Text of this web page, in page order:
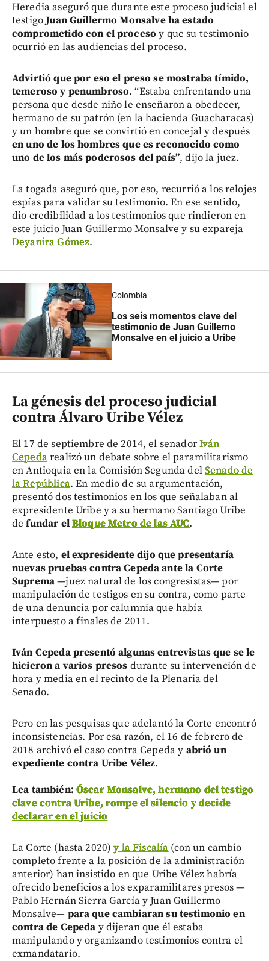
Heredia aseguró que durante este proceso judicial el
testigoJuan Guillermo Monsalve ha estado
comprometido con el proceso y que su testimonio
ocurrió en las audiencias del proceso.
Advirtió que por eso el preso se mostraba tímido,
temeroso y penumbroso. “Estaba enfrentando una
persona que desde niño le enseñaron a obedecer,
hermano de su patrón (en la hacienda Guacharacas)
y un hombre que se convirtió en concejal y después
en uno de los hombres que es reconocido como
uno de los más poderosos del país”, dijo la juez.
La togada aseguró que, por eso, recurrió a los relojes
espías para validar su testimonio. En ese sentido,
dio credibilidad a los testimonios que rindieron en
este juicio Juan Guillermo Monsalve y su expareja
Deyanira Gómez.
Colombia
Los seis momentos clave del
testimonio de Juan Guillemo
Monsalve en el juicio a Uribe
La génesis del proceso judicial
contra Álvaro Uribe Vélez
El 17 de septiembre de 2014, el senadorIván
Cepedarealizó un debate sobre el paramilitarismo
en Antioquia en la Comisión Segunda delSenado de
la República. En medio de su argumentación,
presentó dos testimonios en los que señalaban al
expresidente Uribe y a su hermano Santiago Uribe
de fundar elBloque Metro de las AUC.
Ante esto, el expresidente dijo que presentaría
nuevas pruebas contra Cepeda ante la Corte
Suprema—juez natural de los congresistas— por
manipulación de testigos en su contra, como parte
de una denuncia por calumnia que había
interpuesto a finales de 2011.
Iván Cepeda presentó algunas entrevistas que se le
hicieron a varios presos durante su intervención de
hora y media en el recinto de la Plenaria del
Senado.
Pero en las pesquisas que adelantó la Corte encontró
inconsistencias. Por esa razón, el 16 de febrero de
2018 archivó el caso contra Cepeda y abrió un
expediente contra Uribe Vélez.
Lea también: Óscar Monsalve, hermano del testigo
clave contra Uribe, rompe el silencio y decide
declarar en el juicio
La Corte (hasta 2020)y la Fiscalía (con un cambio
completo frente a la posición de la administración
anterior) han insistido en que Uribe Vélez habría
ofrecido beneficios a los exparamilitares presos —
Pablo Hernán Sierra García y Juan Guillermo
Monsalve— para que cambiaran su testimonio en
contra de Cepeda y dijeran que él estaba
manipulando y organizando testimonios contra el
exmandatario.